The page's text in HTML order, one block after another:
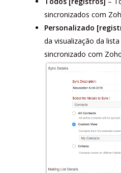
sincronizados com
Personalizado
da visualização da
sincronizado com